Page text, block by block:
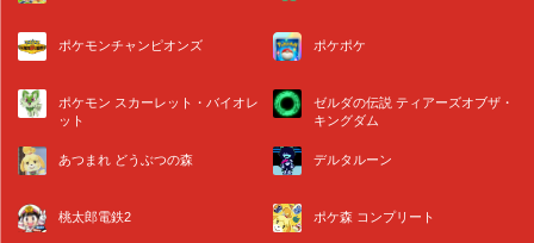
ポケモンチャンピオンズ ポケポケ
ポケモン スカーレット・バイオレ
ット
ゼルダの伝説 ティアーズオブザ・
キングダム
あつまれ どうぶつの森 デルタルーン
桃太郎電鉄2 ポケ森 コンプリート